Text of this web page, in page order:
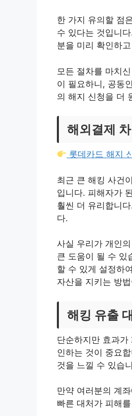
한 가지 유의할 점
수 있다는 것입니
분을 미리 확인하
모든 절차를 마치
이 필요하니, 공동
의 해지 신청을 더
해외결제
롯데카드 해지
최근 큰 해킹 사건
입니다. 피해자가
훨씬 더 유리합니
다.
사실 우리가 개인
큰 도움이 될 수 있
할 수 있게 설정하
자산을 지키는 방
해킹 유출
단순하지만 효과
인하는 것이 중요
것을 느낄 수 있습
만약 여러분의 계
빠른 대처가 피해